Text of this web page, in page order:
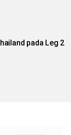
pada Leg 2